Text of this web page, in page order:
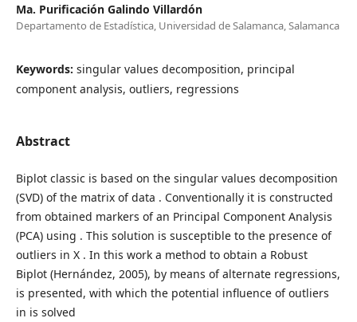
Ma. Purificación Galindo Villardón
Departamento de Estadística, Universidad de Salamanca, Salamanca
Keywords: singular values decomposition, principal
component analysis, outliers, regressions
Abstract
Biplot classic is based on the singular values decomposition
(SVD) of the matrix of data . Conventionally it is constructed
from obtained markers of an Principal Component Analysis
(PCA) using . This solution is susceptible to the presence of
outliers in X . In this work a method to obtain a Robust
Biplot (Hernández, 2005), by means of alternate regressions,
is presented, with which the potential influence of outliers
in is solved